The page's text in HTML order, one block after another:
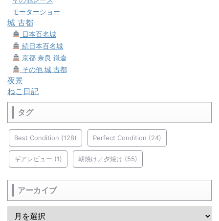
モーターショー
城 古都
日本百名城
続日本百名城
京都 奈良 鎌倉
その他 城 古都
夜景
ねこ日記
タグ
Best Condition (128) Perfect Condition (24)
ギアレビュー (1) 朝焼け／夕焼け (55)
アーカイブ